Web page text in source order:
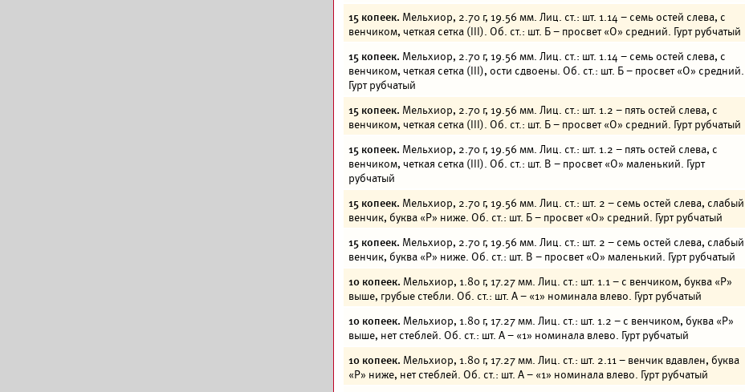
15 копеек. Мельхиор, 2.70 г, 19.56 мм. Лиц. ст.: шт. 1.14 – семь остей слева, с
венчиком, четкая сетка (III). Об. ст.: шт. Б – просвет «О» средний. Гурт рубчатый
15 копеек. Мельхиор, 2.70 г, 19.56 мм. Лиц. ст.: шт. 1.14 – семь остей слева, с
венчиком, четкая сетка (III), ости сдвоены. Об. ст.: шт. Б – просвет «О» средний.
Гурт рубчатый
15 копеек. Мельхиор, 2.70 г, 19.56 мм. Лиц. ст.: шт. 1.2 – пять остей слева, с
венчиком, четкая сетка (III). Об. ст.: шт. Б – просвет «О» средний. Гурт рубчатый
15 копеек. Мельхиор, 2.70 г, 19.56 мм. Лиц. ст.: шт. 1.2 – пять остей слева, с
венчиком, четкая сетка (III). Об. ст.: шт. В – просвет «О» маленький. Гурт
рубчатый
15 копеек. Мельхиор, 2.70 г, 19.56 мм. Лиц. ст.: шт. 2 – семь остей слева, слабый
венчик, буква «Р» ниже. Об. ст.: шт. Б – просвет «О» средний. Гурт рубчатый
15 копеек. Мельхиор, 2.70 г, 19.56 мм. Лиц. ст.: шт. 2 – семь остей слева, слабый
венчик, буква «Р» ниже. Об. ст.: шт. В – просвет «О» маленький. Гурт рубчатый
10 копеек. Мельхиор, 1.80 г, 17.27 мм. Лиц. ст.: шт. 1.1 – с венчиком, буква «Р»
выше, грубые стебли. Об. ст.: шт. А – «1» номинала влево. Гурт рубчатый
10 копеек. Мельхиор, 1.80 г, 17.27 мм. Лиц. ст.: шт. 1.2 – с венчиком, буква «Р»
выше, нет стеблей. Об. ст.: шт. А – «1» номинала влево. Гурт рубчатый
10 копеек. Мельхиор, 1.80 г, 17.27 мм. Лиц. ст.: шт. 2.11 – венчик вдавлен, буква
«Р» ниже, нет стеблей. Об. ст.: шт. А – «1» номинала влево. Гурт рубчатый